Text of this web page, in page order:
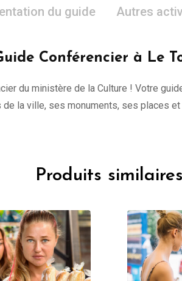
du guide Autres
Conférencier à Le
du ministère de la Culture ! Votre
la ville, ses monuments, ses places
Produits similaires